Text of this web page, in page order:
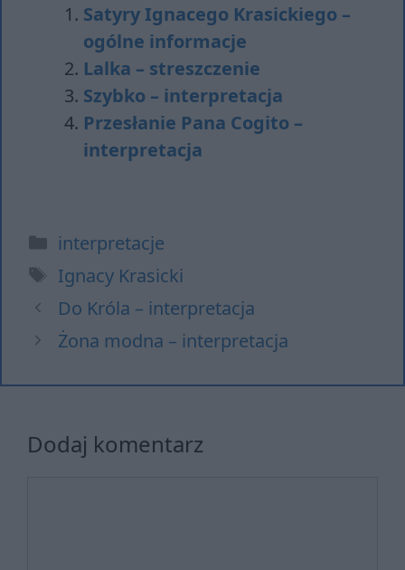
Satyry Ignacego Krasickiego –
ogólne informacje
Lalka – streszczenie
Szybko – interpretacja
Przesłanie Pana Cogito –
interpretacja
Kategorie
interpretacje
Tagi
Ignacy Krasicki
Do Króla – interpretacja
Żona modna – interpretacja
Dodaj komentarz